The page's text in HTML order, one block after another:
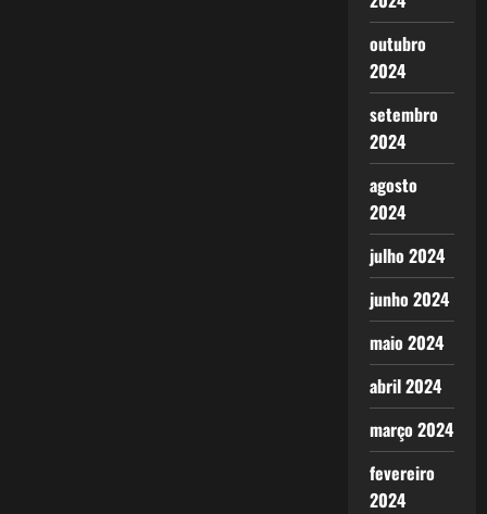
outubro
2024
setembro
2024
agosto
2024
julho 2024
junho 2024
maio 2024
abril 2024
março 2024
fevereiro
2024